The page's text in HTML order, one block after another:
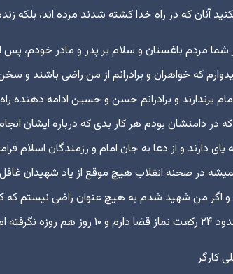
آنان که در راه خدا کشته شدند مرده اند، بلکه
شما مردم باغستان و سلام بر پدر و مادر خودم،
که خواهران و برادرانم از من راضی
که در دامنشان بودم هر کار بدی که درباره ایشان
پای دارند و از دعا به جان امام و رزمندگان
در صحنه انقلاب هیچ موقع از یاد شهیدان
و اگر من شهید شدم به هیچ عنوان راضی نیستم که
که این کار به خوبی انجام گردد.
کارگر